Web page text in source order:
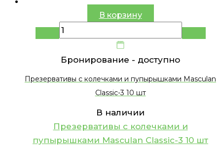
В корзину
Бронирование - доступно
Презервативы с колечками и пупырышками Masculan
Classic-3 10 шт
В наличии
Презервативы с колечками и
пупырышками Masculan Classic-3 10 шт